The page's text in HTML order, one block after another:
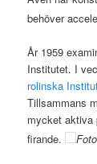
behöver
År 1959
Institutet. I
rolinska
Tillsammans
mycket aktiva
firande.